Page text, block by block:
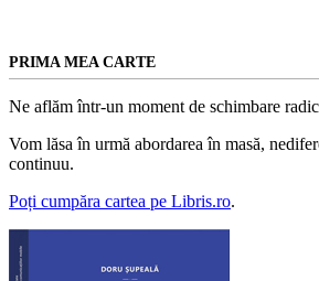
PRIMA MEA CARTE
Ne aflăm într-un moment de schimbare
Vom lăsa în urmă abordarea în masă,
continuu.
Poți cumpăra cartea pe Libris.ro.